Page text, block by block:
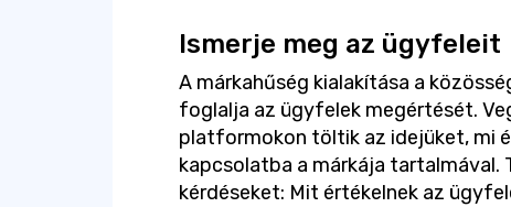
Ismerje meg az ügyfeleit
A márkahűség kialakítása a
foglalja az ügyfelek megértését.
platformokon töltik az idejüket, mi
kapcsolatba a márkája tartalmával.
kérdéseket: Mit értékelnek az